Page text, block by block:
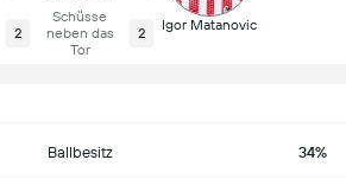
2
Schüsse
neben das
Tor
2 Igor Matanovic
Ballbesitz 34%